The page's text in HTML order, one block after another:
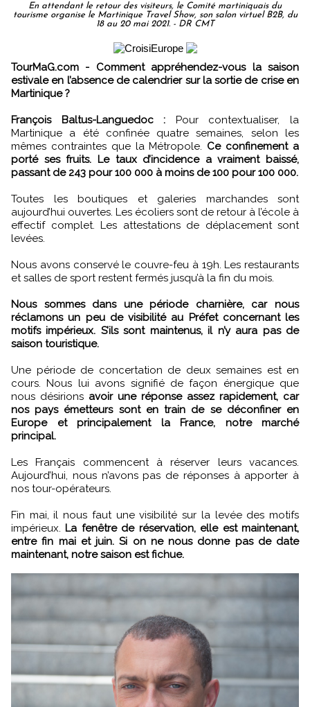
En attendant le retour des visiteurs, le Comité martiniquais du
tourisme organise le Martinique Travel Show, son salon virtuel B2B, du
18 au 20 mai 2021. - DR CMT
TourMaG.com - Comment appréhendez-vous la saison
estivale en l’absence de calendrier sur la sortie de crise en
Martinique ?
François Baltus-Languedoc : Pour contextualiser, la
Martinique a été confinée quatre semaines, selon les
mêmes contraintes que la Métropole. Ce confinement a
porté ses fruits. Le taux d’incidence a vraiment baissé,
passant de 243 pour 100 000 à moins de 100 pour 100 000.
Toutes les boutiques et galeries marchandes sont
aujourd’hui ouvertes. Les écoliers sont de retour à l’école à
effectif complet. Les attestations de déplacement sont
levées.
Nous avons conservé le couvre-feu à 19h. Les restaurants
et salles de sport restent fermés jusqu’à la fin du mois.
Nous sommes dans une période charnière, car nous
réclamons un peu de visibilité au Préfet concernant les
motifs impérieux. S’ils sont maintenus, il n’y aura pas de
saison touristique.
Une période de concertation de deux semaines est en
cours. Nous lui avons signifié de façon énergique que
nous désirions avoir une réponse assez rapidement, car
nos pays émetteurs sont en train de se déconfiner en
Europe et principalement la France, notre marché
principal.
Les Français commencent à réserver leurs vacances.
Aujourd’hui, nous n’avons pas de réponses à apporter à
nos tour-opérateurs.
Fin mai, il nous faut une visibilité sur la levée des motifs
impérieux. La fenêtre de réservation, elle est maintenant,
entre fin mai et juin. Si on ne nous donne pas de date
maintenant, notre saison est fichue.